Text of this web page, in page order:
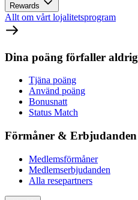
Rewards
Allt om vårt lojalitetsprogram
Dina poäng förfaller aldrig
Tjäna poäng
Använd poäng
Bonusnatt
Status Match
Förmåner & Erbjudanden
Medlemsförmåner
Medlemserbjudanden
Alla resepartners